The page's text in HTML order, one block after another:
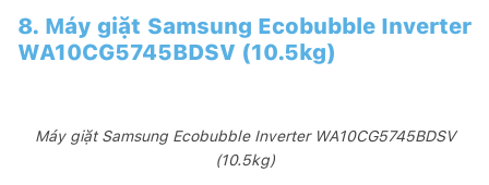
8. Máy giặt Samsung Ecobubble Inverter
WA10CG5745BDSV (10.5kg)
Máy giặt Samsung Ecobubble Inverter WA10CG5745BDSV
(10.5kg)